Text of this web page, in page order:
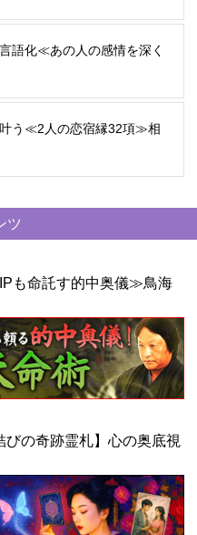
語化≪あの人の感情を深く
う≪2人の恋宿縁32項≫相
ツ
も命託す的中奥儀≫鳥海
の奇跡霊札】心の奥底視